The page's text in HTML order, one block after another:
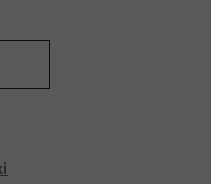
inga märken i håret.
användas som ett stilrent
gillar att variera din stil.